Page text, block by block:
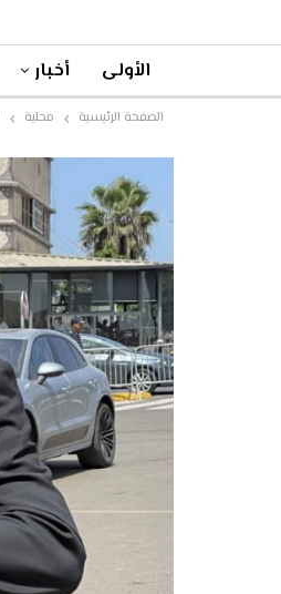
الأولى أخبار
الصفحة الرئيسية محلية